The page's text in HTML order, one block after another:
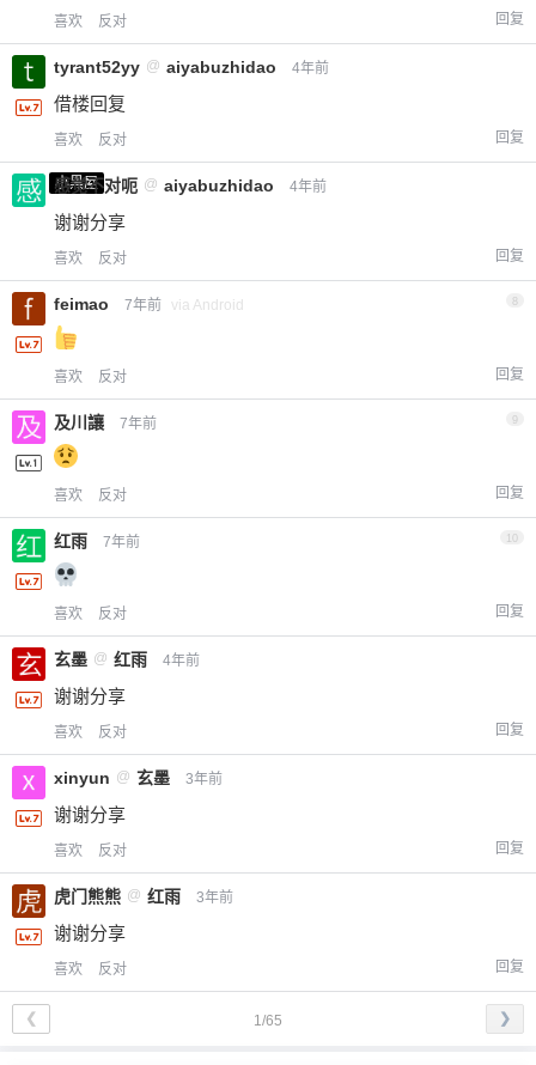
喜欢 反对 回复
tyrant52yy @ aiyabuzhidao 4年前
借楼回复
喜欢 反对 回复
小黑屋
感觉不对呃 @ aiyabuzhidao 4年前
谢谢分享
喜欢 反对 回复
feimao 7年前 via Android
喜欢 反对 回复
及川讓 7年前 9
喜欢 反对 回复
红雨 7年前
喜欢 反对 回复
玄墨 @ 红雨 4年前
谢谢分享
喜欢 反对 回复
xinyun @ 玄墨 3年前
谢谢分享
喜欢 反对 回复
虎门熊熊 @ 红雨 3年前
谢谢分享
喜欢 反对 回复
1/65
❮ ❯